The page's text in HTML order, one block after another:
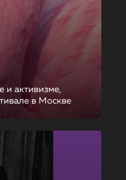
и активизме,
в Москве